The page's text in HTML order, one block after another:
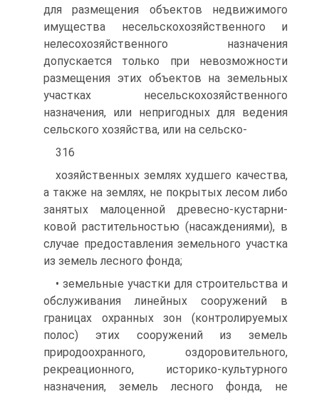
для размещения объектов недвижимого
имущества несельско­хозяйственного и
нелесохозяйственного назначения
допускает­ся только при невозможности
размещения этих объектов на земельных
участках несельскохозяйственного
назначения, или непригодных для ведения
сельского хозяйства, или на сельско-
316
хозяйственных землях худшего качества,
а также на землях, не покрытых лесом либо
занятых малоценной древесно-кустарни-
ковой растительностью (насаждениями), в
случае предоставле­ния земельного участка
из земель лесного фонда;
• земельные участки для строительства и
обслуживания ли­нейных сооружений в
границах охранных зон (контролируе­мых
полос) этих сооружений из земель
природоохранного, оздо­ровительного,
рекреационного, историко-культурного
назначения, земель лесного фонда, не